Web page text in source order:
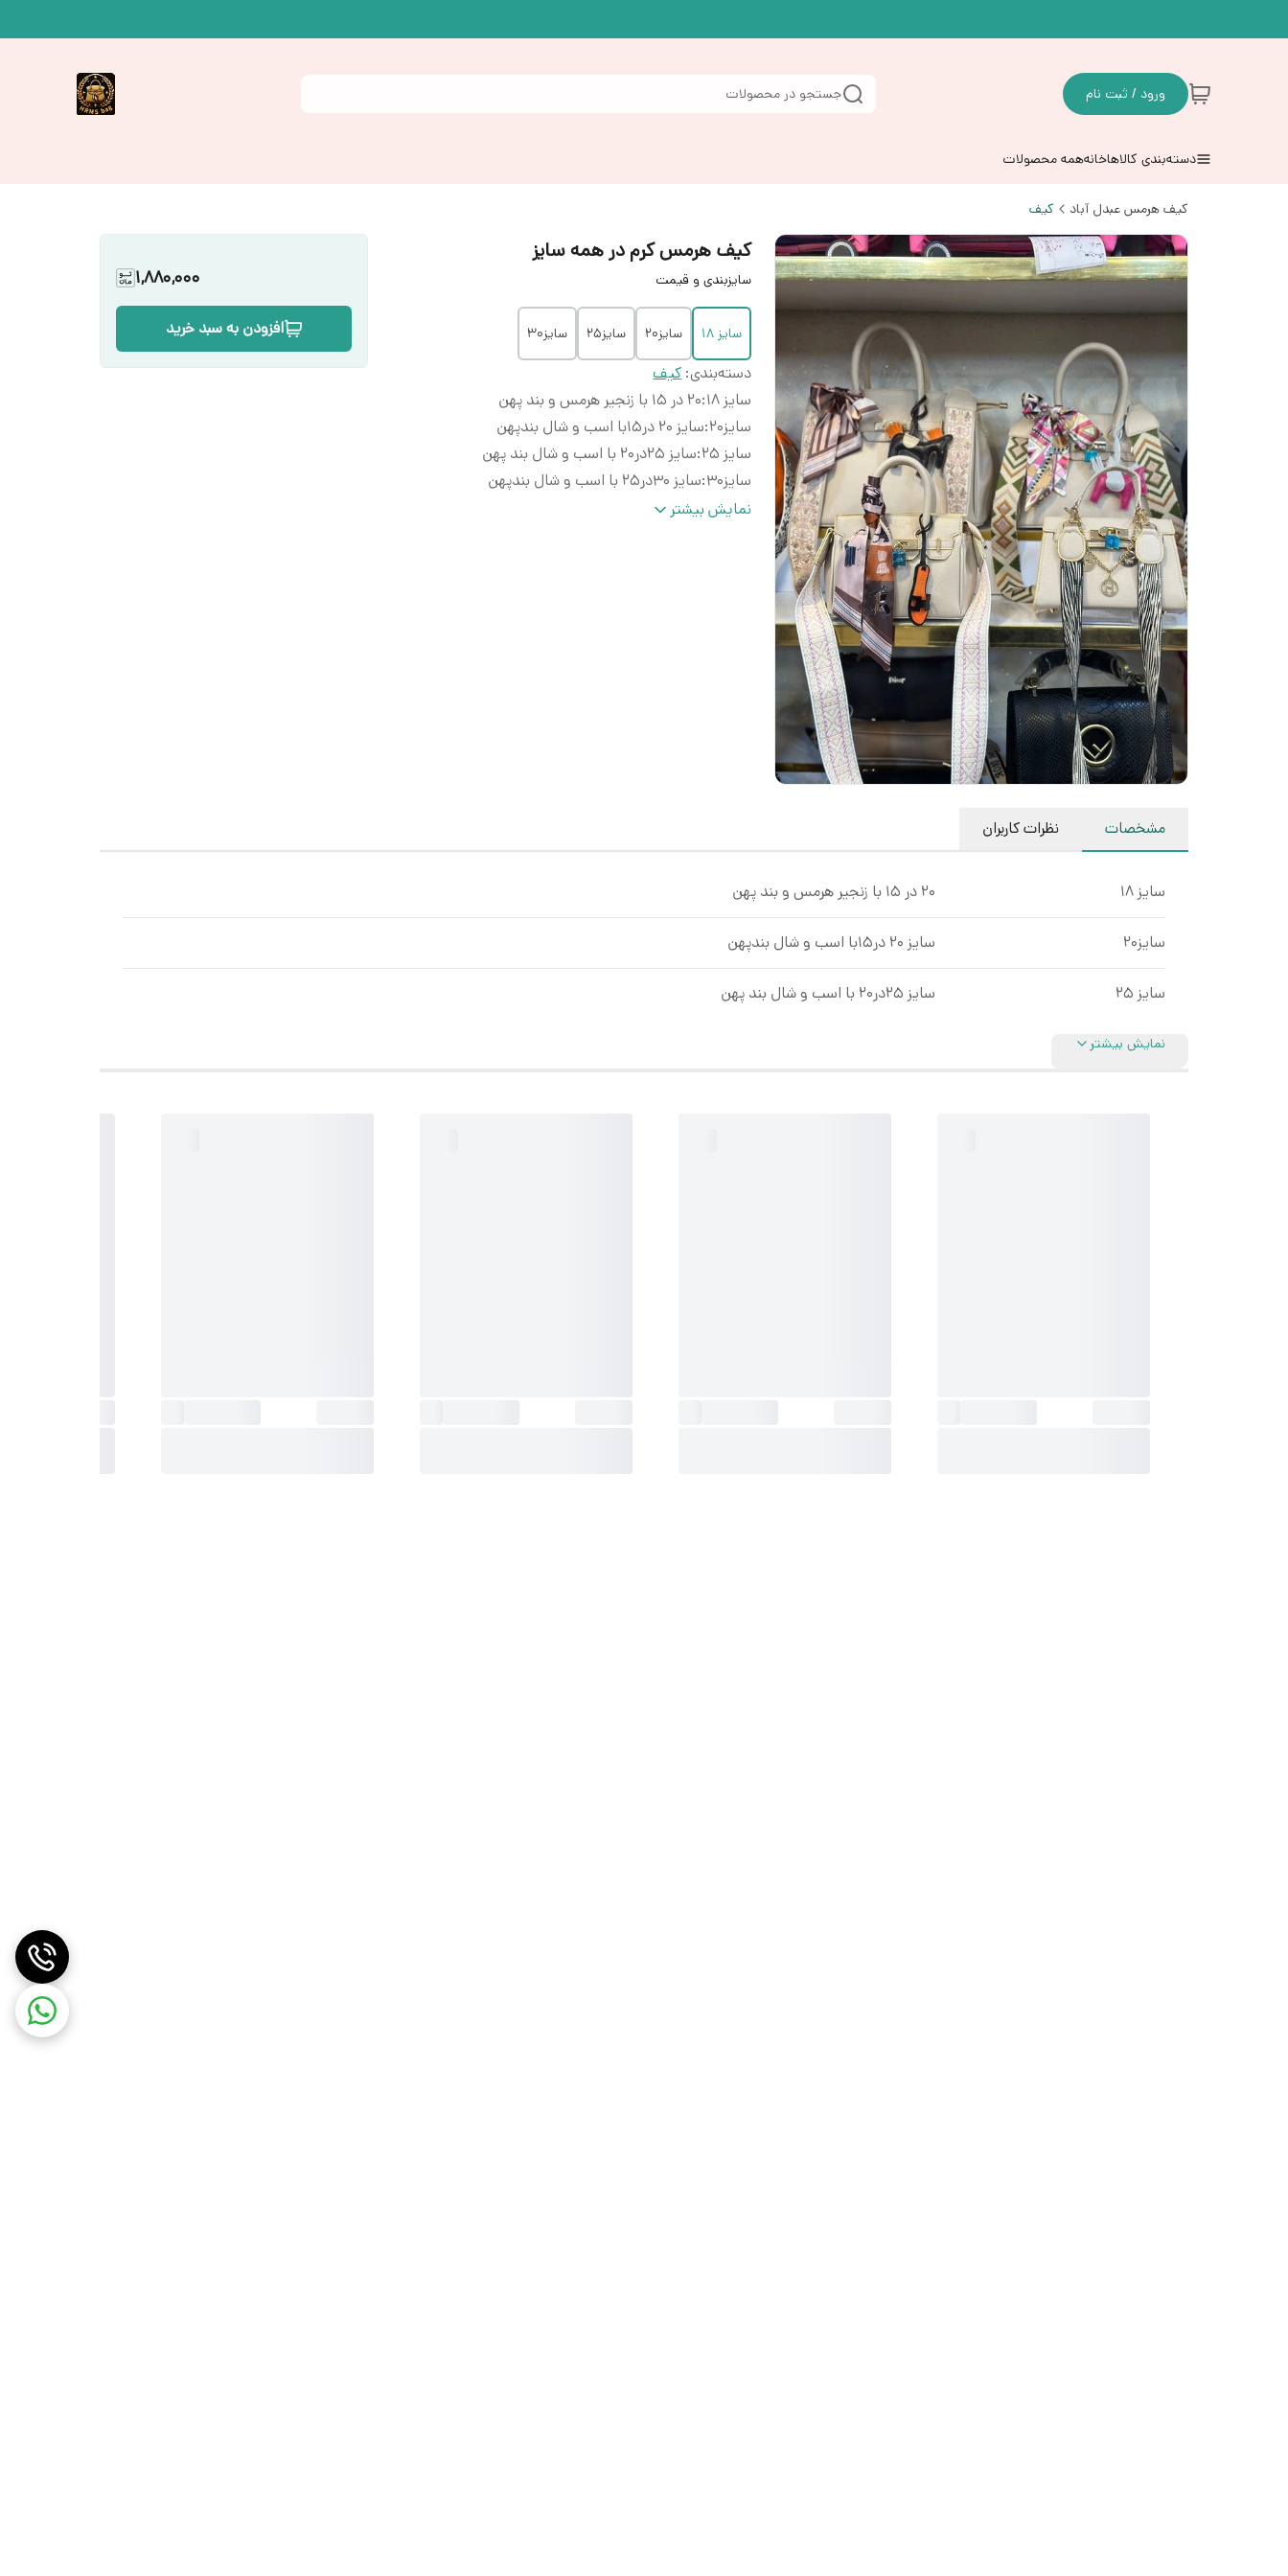
ورود / ثبت نام جستجو در محصولات
دسته‌بندی کالاهاخانههمه محصولات
کیف هرمس عبدل آباد کیف
کیف هرمس کرم در همه سایز
سایزبندی و قیمت
سایز ۱۸ سایز۲۰ سایز۲۵ سایز۳۰
دسته‌بندی:کیف
سایز ۱۸
:۲۰ در ۱۵ با زنجیر هرمس و بند پهن
سایز۲۰
:سایز ۲۰ در۱۵با اسب و شال بندپهن
سایز ۲۵
:سایز ۲۵در۲۰ با اسب و شال بند پهن
سایز۳۰
:سایز ۳۰در۲۵ با اسب و شال بندپهن
جنس رویه:چرم صنعتی نرم و لطیفنمایش بیشتر
1,880,000
افزودن به سبد خرید
مشخصات نظرات کاربران
سایز ۱۸ ۲۰ در ۱۵ با زنجیر هرمس و بند پهن
سایز۲۰ سایز ۲۰ در۱۵با اسب و شال بندپهن
سایز ۲۵ سایز ۲۵در۲۰ با اسب و شال بند پهن
نمایش بیشتر